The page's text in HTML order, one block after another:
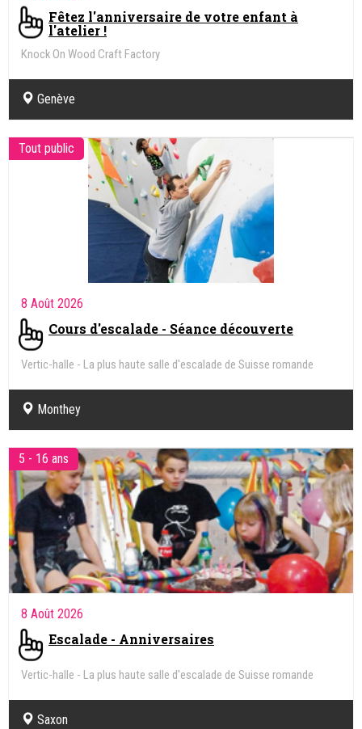
Fêtez l'anniversaire de votre enfant à
l'atelier !
Knock On Wood Craft Factory
Genève
Tout public
8 Août 2026
Cours d'escalade - Séance découverte
Vertic-halle - La plus haute salle d'escalade de Suisse romande
Monthey
5 - 16 ans
8 Août 2026
Escalade - Anniversaires
Vertic-halle - La plus haute salle d'escalade de Suisse romande
Saxon